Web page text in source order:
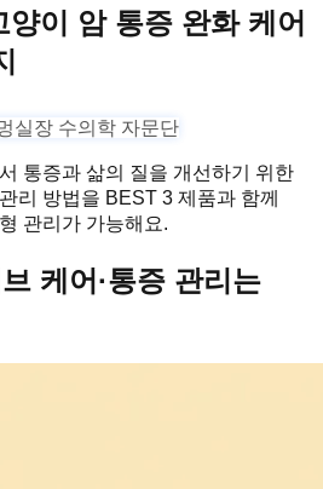
이 암 통증 완화 케어
실장 수의학 자문단
통증과 삶의 질을 개선하기 위한
리 방법을 BEST 3 제품과 함께
관리가 가능해요.
케어·통증 관리는